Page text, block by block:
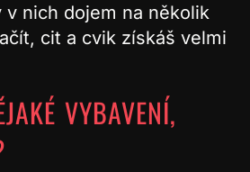
v nich dojem na několik
cit a cvik získáš velmi
VYBAVENÍ,